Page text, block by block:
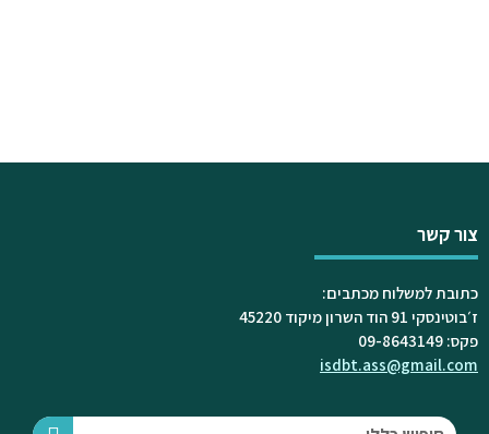
צור קשר
כתובת למשלוח מכתבים:
ז׳בוטינסקי 91 הוד השרון מיקוד 45220
פקס: 09-8643149
isdbt.ass@gmail.com